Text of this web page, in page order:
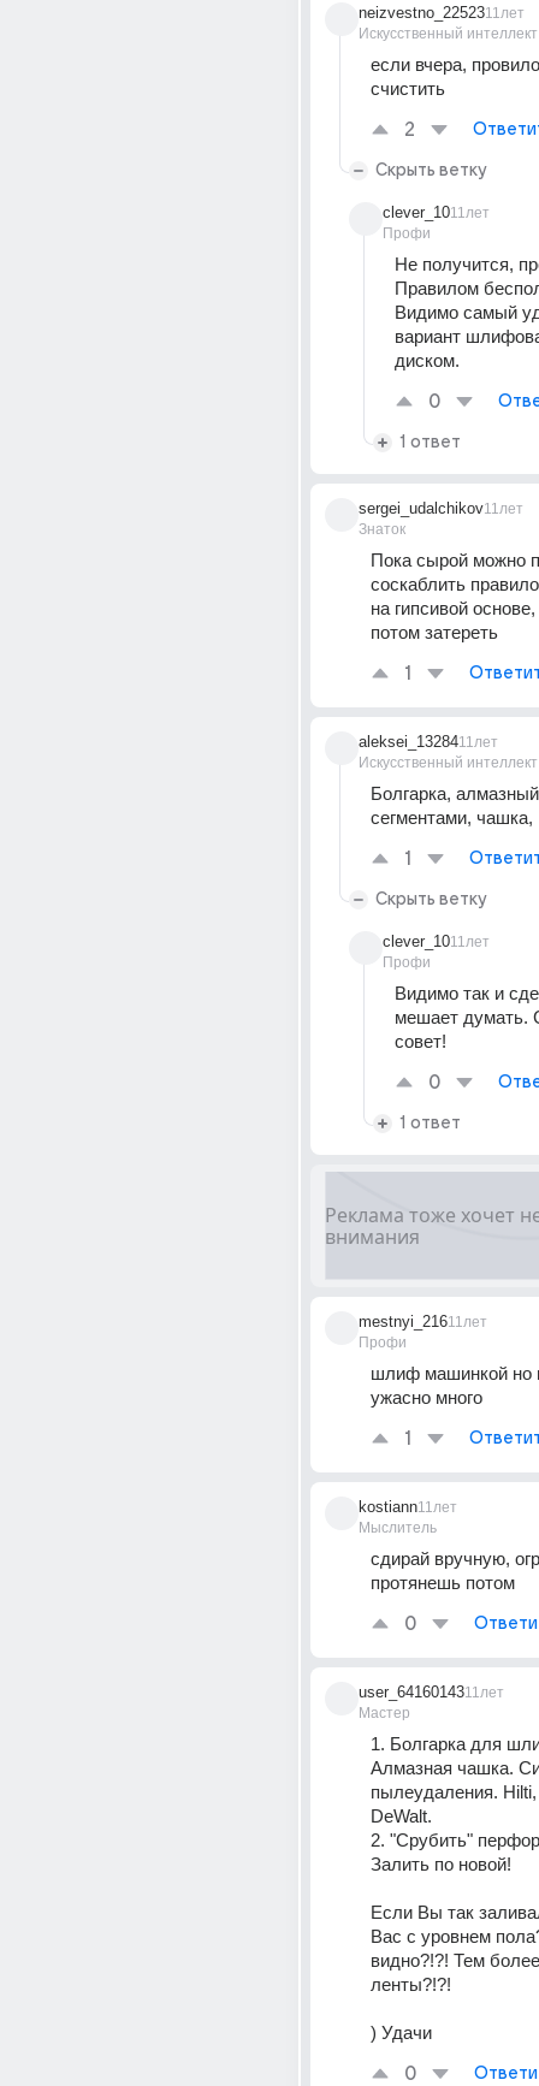
neizvestno_22523
Искусственный интеллект
11лет
если вчера,
счистить
2
Скрыть ветку
clever_10
Профи
11лет
Не получится,
Правилом
Видимо самый
вариант
диском.
0
1 ответ
sergei_udalchikov
Знаток
11лет
Пока сырой можно
соскаблить
на гипсивой
потом затереть
1
aleksei_13284
Искусственный интеллект
11лет
Болгарка,
сегментами,
1
Скрыть ветку
clever_10
Профи
11лет
Видимо так и
мешает думать.
совет!
0
1 ответ
mestnyi_216
Профи
11лет
шлиф машинкой но
ужасно много
1
kostiann
Мыслитель
11лет
сдирай вручную,
протянешь потом
0
user_64160143
Мастер
11лет
1. Болгарка для
Алмазная чашка.
пылеудаления.
DeWalt.
2. "Срубить"
Залить по новой!
Если Вы так
Вас с уровнем
видно?!?! Тем
ленты?!?!
) Удачи
0